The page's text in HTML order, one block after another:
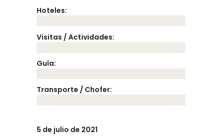
Hoteles:
Visitas / Actividades:
Guía:
Transporte / Chofer:
5 de julio de 2021